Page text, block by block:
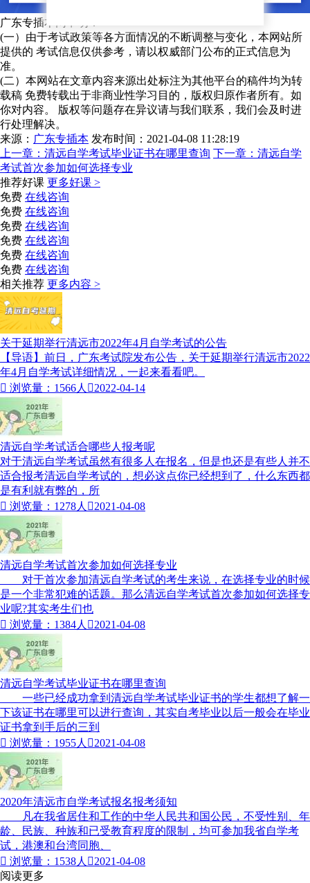
广东专插本网申明：
(一）由于考试政策等各方面情况的不断调整与变化，本网站所
提供的 考试信息仅供参考，请以权威部门公布的正式信息为
准。
(二）本网站在文章内容来源出处标注为其他平台的稿件均为转
载稿 免费转载出于非商业性学习目的，版权归原作者所有。如
你对内容。 版权等问题存在异议请与我们联系，我们会及时进
行处理解决。
来源： 广东专插本 发布时间：2021-04-08 11:28:19
上一章： 清远自学考试毕业证书在哪里查询 下一章： 清远自学
考试首次参加如何选择专业
推荐好课 更多好课 >
免费 在线咨询
免费 在线咨询
免费 在线咨询
免费 在线咨询
免费 在线咨询
免费 在线咨询
相关推荐 更多内容 >
​关于延期举行清远市2022年4月自学考试的公告
【导语】前日，广东考试院发布公告，​关于延期举行清远市2022
年4月自学考试详细情况，一起来看看吧。
 浏览量：1566人 2022-04-14
清远自学考试适合哪些人报考呢
对于清远自学考试虽然有很多人在报名，但是也还是有些人并不
适合报考清远自学考试的，想必这点你已经想到了，什么东西都
是有利就有弊的，所
 浏览量：1278人 2021-04-08
清远自学考试首次参加如何选择专业
对于首次参加清远自学考试的考生来说，在选择专业的时候
是一个非常犯难的话题。那么清远自学考试首次参加如何选择专
业呢?其实考生们也
 浏览量：1384人 2021-04-08
清远自学考试毕业证书在哪里查询
一些已经成功拿到清远自学考试毕业证书的学生都想了解一
下该证书在哪里可以进行查询，其实自考毕业以后一般会在毕业
证书拿到手后的三到
 浏览量：1955人 2021-04-08
2020年清远市自学考试报名报考须知
凡在我省居住和工作的中华人民共和国公民，不受性别、年
龄、民族、种族和已受教育程度的限制，均可参加我省自学考
试，港澳和台湾同胞、
 浏览量：1538人 2021-04-08
阅读更多